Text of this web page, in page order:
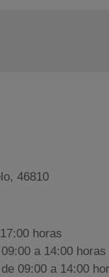
46810
horas
a 14:00 horas
09:00 a 14:00